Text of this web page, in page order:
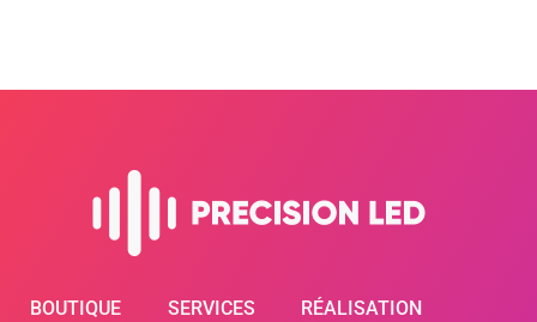
BOUTIQUE SERVICES RÉALISATION